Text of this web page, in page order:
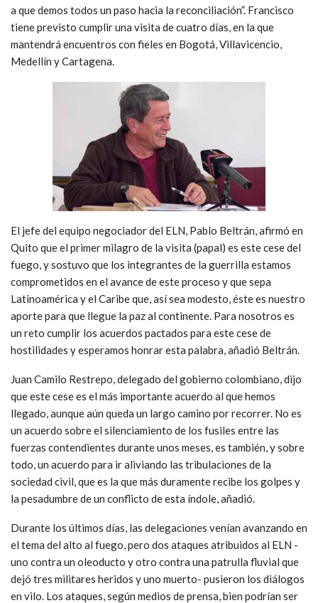
a que demos todos un paso hacia la reconciliación”. Francisco
tiene previsto cumplir una visita de cuatro días, en la que
mantendrá encuentros con fieles en Bogotá, Villavicencio,
Medellín y Cartagena.
El jefe del equipo negociador del ELN, Pablo Beltrán, afirmó en
Quito que el primer milagro de la visita (papal) es este cese del
fuego, y sostuvo que los integrantes de la guerrilla estamos
comprometidos en el avance de este proceso y que sepa
Latinoamérica y el Caribe que, así sea modesto, éste es nuestro
aporte para que llegue la paz al continente. Para nosotros es
un reto cumplir los acuerdos pactados para este cese de
hostilidades y esperamos honrar esta palabra, añadió Beltrán.
Juan Camilo Restrepo, delegado del gobierno colombiano, dijo
que este cese es el más importante acuerdo al que hemos
llegado, aunque aún queda un largo camino por recorrer. No es
un acuerdo sobre el silenciamiento de los fusiles entre las
fuerzas contendientes durante unos meses, es también, y sobre
todo, un acuerdo para ir aliviando las tribulaciones de la
sociedad civil, que es la que más duramente recibe los golpes y
la pesadumbre de un conflicto de esta índole, añadió.
Durante los últimos días, las delegaciones venían avanzando en
el tema del alto al fuego, pero dos ataques atribuidos al ELN -
uno contra un oleoducto y otro contra una patrulla fluvial que
dejó tres militares heridos y uno muerto- pusieron los diálogos
en vilo. Los ataques, según medios de prensa, bien podrían ser